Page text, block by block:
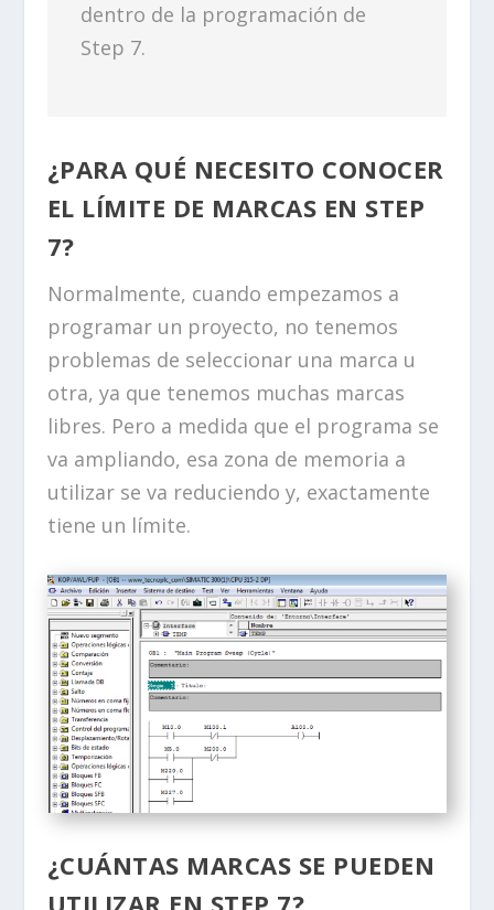
dentro de la programación de
Step 7.
¿PARA QUÉ NECESITO CONOCER
EL LÍMITE DE MARCAS EN STEP
7?
Normalmente, cuando empezamos a
programar un proyecto, no tenemos
problemas de seleccionar una marca u
otra, ya que tenemos muchas marcas
libres. Pero a medida que el programa se
va ampliando, esa zona de memoria a
utilizar se va reduciendo y, exactamente
tiene un límite.
¿CUÁNTAS MARCAS SE PUEDEN